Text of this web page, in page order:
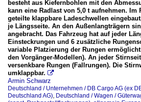
besteht aus Kiefernbohlen mit den
kann eine Radlast von 5,0 t aufnehmen. Im
geteilte klappbare Ladeschwellen
je Längsseite. An den Außenlangträgern
angebracht. Das Fahrzeug hat auf jeder
Einsteckrungen und 6 zusätzliche
variable Platzierung der Rungen
den Vorgänger-Modellen). An jeder
versenkbare Rungen (Fallrungen). Die
umklappbar. 
Armin Schwarz
Deutschland / Unternehmen / DB Cargo AG (ex
Deutschland AG), Deutschland / Wagen /